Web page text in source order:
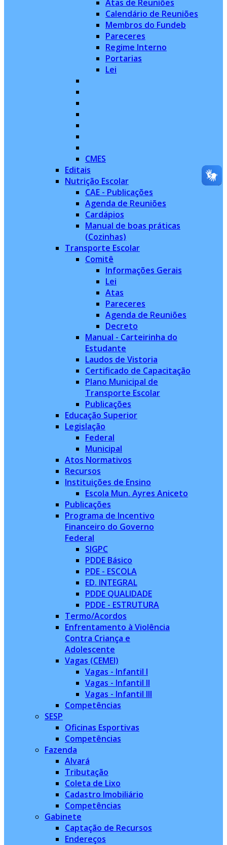
Atas de Reuniões
Calendário de Reuniões
Membros do Fundeb
Pareceres
Regime Interno
Portarias
Lei
CMES
Editais
Nutrição Escolar
CAE - Publicações
Agenda de Reuniões
Cardápios
Manual de boas práticas
(Cozinhas)
Transporte Escolar
Comitê
Informações Gerais
Lei
Atas
Pareceres
Agenda de Reuniões
Decreto
Manual - Carteirinha do
Estudante
Laudos de Vistoria
Certificado de Capacitação
Plano Municipal de
Transporte Escolar
Publicações
Educação Superior
Legislação
Federal
Municipal
Atos Normativos
Recursos
Instituições de Ensino
Escola Mun. Ayres Aniceto
Publicações
Programa de Incentivo
Financeiro do Governo
Federal
SIGPC
PDDE Básico
PDE - ESCOLA
ED. INTEGRAL
PDDE QUALIDADE
PDDE - ESTRUTURA
Termo/Acordos
Enfrentamento à Violência
Contra Criança e
Adolescente
Vagas (CEMEI)
Vagas - Infantil I
Vagas - Infantil II
Vagas - Infantil III
Competências
SESP
Oficinas Esportivas
Competências
Fazenda
Alvará
Tributação
Coleta de Lixo
Cadastro Imobiliário
Competências
Gabinete
Captação de Recursos
Endereços